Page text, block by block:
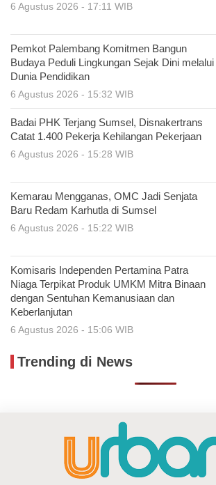
6 Agustus 2026 - 17:11 WIB
Pemkot Palembang Komitmen Bangun
Budaya Peduli Lingkungan Sejak Dini melalui
Dunia Pendidikan
6 Agustus 2026 - 15:32 WIB
Badai PHK Terjang Sumsel, Disnakertrans
Catat 1.400 Pekerja Kehilangan Pekerjaan
6 Agustus 2026 - 15:28 WIB
Kemarau Mengganas, OMC Jadi Senjata
Baru Redam Karhutla di Sumsel
6 Agustus 2026 - 15:22 WIB
Komisaris Independen Pertamina Patra
Niaga Terpikat Produk UMKM Mitra Binaan
dengan Sentuhan Kemanusiaan dan
Keberlanjutan
6 Agustus 2026 - 15:06 WIB
Trending di News